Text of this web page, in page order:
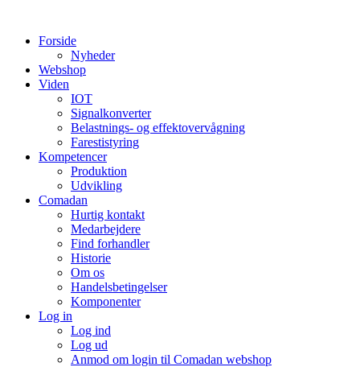
indholdForside
Nyheder
Webshop
Viden
IOT
Signalkonverter
Belastnings- og effektovervågning
Farestistyring
Kompetencer
Produktion
Udvikling
Comadan
Hurtig kontakt
Medarbejdere
Find forhandler
Historie
Om os
Handelsbetingelser
Komponenter
Log in
Log ind
Log ud
Anmod om login til Comadan webshop